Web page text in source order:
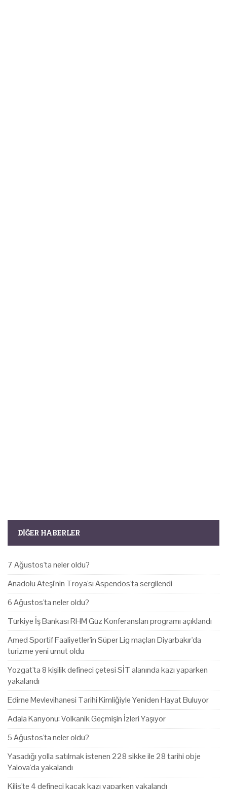
DIĞER HABERLER
7 Ağustos'ta neler oldu?
Anadolu Ateşi'nin Troya'sı Aspendos'ta sergilendi
6 Ağustos'ta neler oldu?
Türkiye İş Bankası RHM Güz Konferansları programı açıklandı
Amed Sportif Faaliyetler'in Süper Lig maçları Diyarbakır'da
turizme yeni umut oldu
Yozgat'ta 8 kişilik defineci çetesi SİT alanında kazı yaparken
yakalandı
Edirne Mevlevihanesi Tarihi Kimliğiyle Yeniden Hayat Buluyor
Adala Kanyonu: Volkanik Geçmişin İzleri Yaşıyor
5 Ağustos'ta neler oldu?
Yasadığı yolla satılmak istenen 228 sikke ile 28 tarihi obje
Yalova'da yakalandı
Kilis'te 4 defineci kaçak kazı yaparken yakalandı